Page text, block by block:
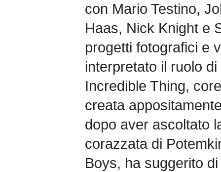
con Mario Testino,
Haas, Nick Knight e
progetti fotografici e
interpretato il ruolo
Incredible Thing,
creata
dopo aver ascoltato
corazzata di
Boys, ha suggerito